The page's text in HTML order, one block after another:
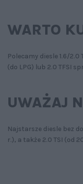
WARTO
Polecamy diesle 1.6/2.0
(do LPG) lub 2.0 TFSI
UWAŻAJ
Najstarsze diesle bez
r.), a także 2.0 TSI (od